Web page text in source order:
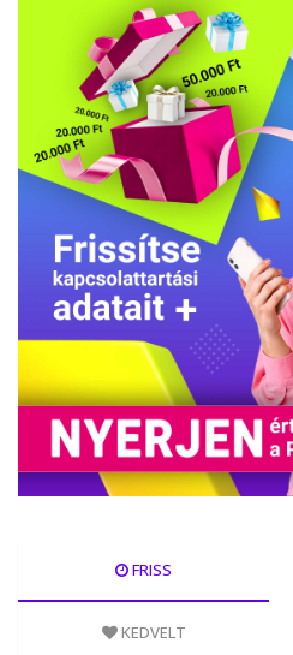
FRISS
KEDVELT